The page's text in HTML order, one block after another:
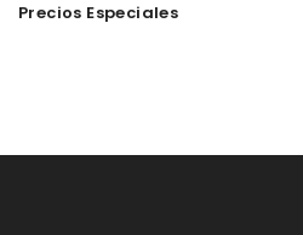
Precios Especiales